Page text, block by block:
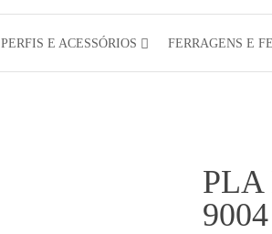
PERFIS E ACESSÓRIOS FERRAGENS E
PLA